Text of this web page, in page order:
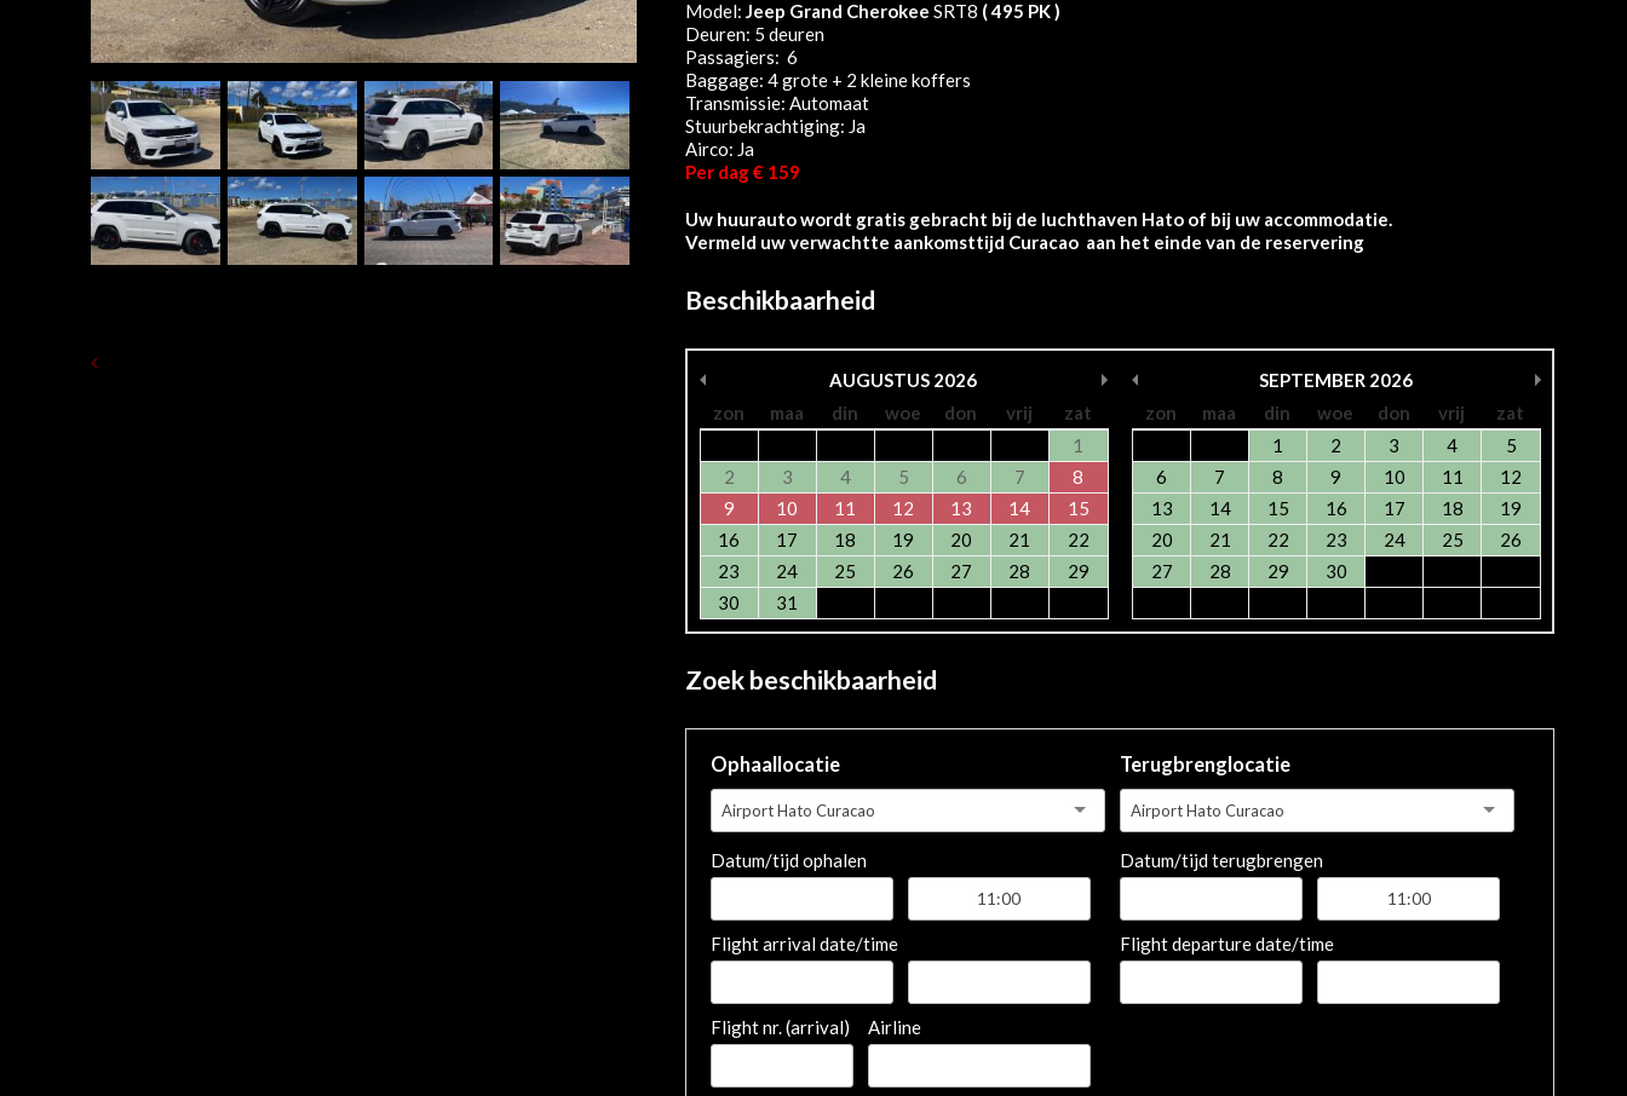
Model: Jeep Grand Cherokee SRT8 ( 495 PK )
Deuren: 5 deuren
Passagiers: 6
Baggage: 4 grote + 2 kleine koffers
Transmissie: Automaat
Stuurbekrachtiging: Ja
Airco: Ja
Per dag € 159
Uw huurauto wordt gratis gebracht bij de luchthaven Hato of bij uw accommodatie.
Vermeld uw verwachtte aankomsttijd Curacao aan het einde van de reservering
Beschikbaarheid
AUGUSTUS 2026
zon
maa din woe don vrij
zat
1
2
3 4 5 6 7
8
9
10 11 12 13 14
15
16
17 18 19 20 21
22
23
24 25 26 27 28
29
30
31
SEPTEMBER 2026
zon
maa din woe don vrij
zat
1
2 3 4
5
6
7 8 9 10 11
12
13
14 15 16 17 18
19
20
21 22 23 24 25
26
27
28 29 30
Zoek beschikbaarheid
Ophaallocatie
Airport Hato Curacao
Datum/tijd ophalen
Flight arrival date/time
Flight nr. (arrival) Airline
Terugbrenglocatie
Airport Hato Curacao
Datum/tijd terugbrengen
Flight departure date/time